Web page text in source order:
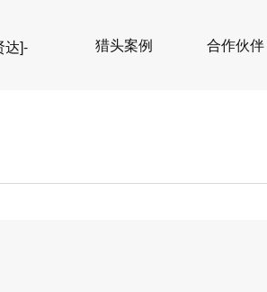
猎头案例 合作伙伴